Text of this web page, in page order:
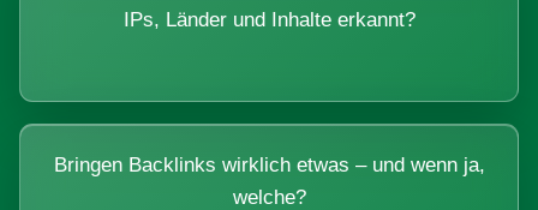
IPs, Länder und Inhalte erkannt?
Bringen Backlinks wirklich etwas – und wenn ja,
welche?